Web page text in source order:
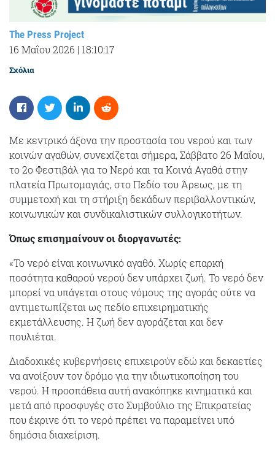
The Press Project
16 Μαΐου 2026 | 18:10:17
Σχόλια
Με κεντρικό άξονα την προστασία του νερού και των
κοινών αγαθών, συνεχίζεται σήμερα, Σάββατο 26 Μαΐου,
το 2ο Φεστιβάλ για το Νερό και τα Κοινά Αγαθά στην
πλατεία Πρωτομαγιάς, στο Πεδίο του Άρεως, με τη
συμμετοχή και τη στήριξη δεκάδων περιβαλλοντικών,
κοινωνικών και συνδικαλιστικών συλλογικοτήτων.
Όπως επισημαίνουν οι διοργανωτές:
«Το νερό είναι κοινωνικό αγαθό. Χωρίς επαρκή
ποσότητα καθαρού νερού δεν υπάρχει ζωή. Το νερό δεν
μπορεί να υπάγεται στους νόμους της αγοράς ούτε να
αντιμετωπίζεται ως πεδίο επιχειρηματικής
εκμετάλλευσης. Η ζωή δεν αγοράζεται και δεν
πουλιέται.
Διαδοχικές κυβερνήσεις επιχειρούν εδώ και δεκαετίες
να ανοίξουν τον δρόμο για την ιδιωτικοποίηση του
νερού. Η προσπάθεια αυτή ανακόπηκε κινηματικά και
μετά από προσφυγές στο Συμβούλιο της Επικρατείας
που έκρινε ότι το νερό πρέπει να παραμείνει υπό
δημόσια διαχείριση.